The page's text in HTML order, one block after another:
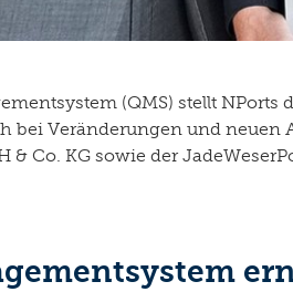
(QMS) stellt
bei Veränderungen und neuen
& Co. KG sowie der